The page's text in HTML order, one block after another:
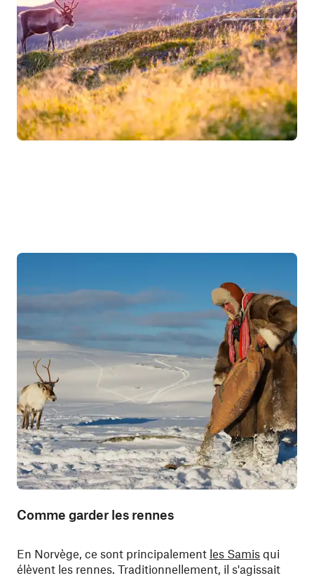
Comme garder les rennes
En Norvège, ce sont principalement les Samis qui
élèvent les rennes. Traditionnellement, il s'agissait